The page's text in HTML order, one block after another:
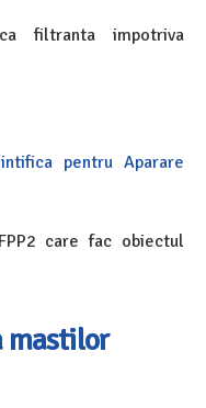
filtranta impotriva
pentru Aparare
care fac obiectul
mastilor